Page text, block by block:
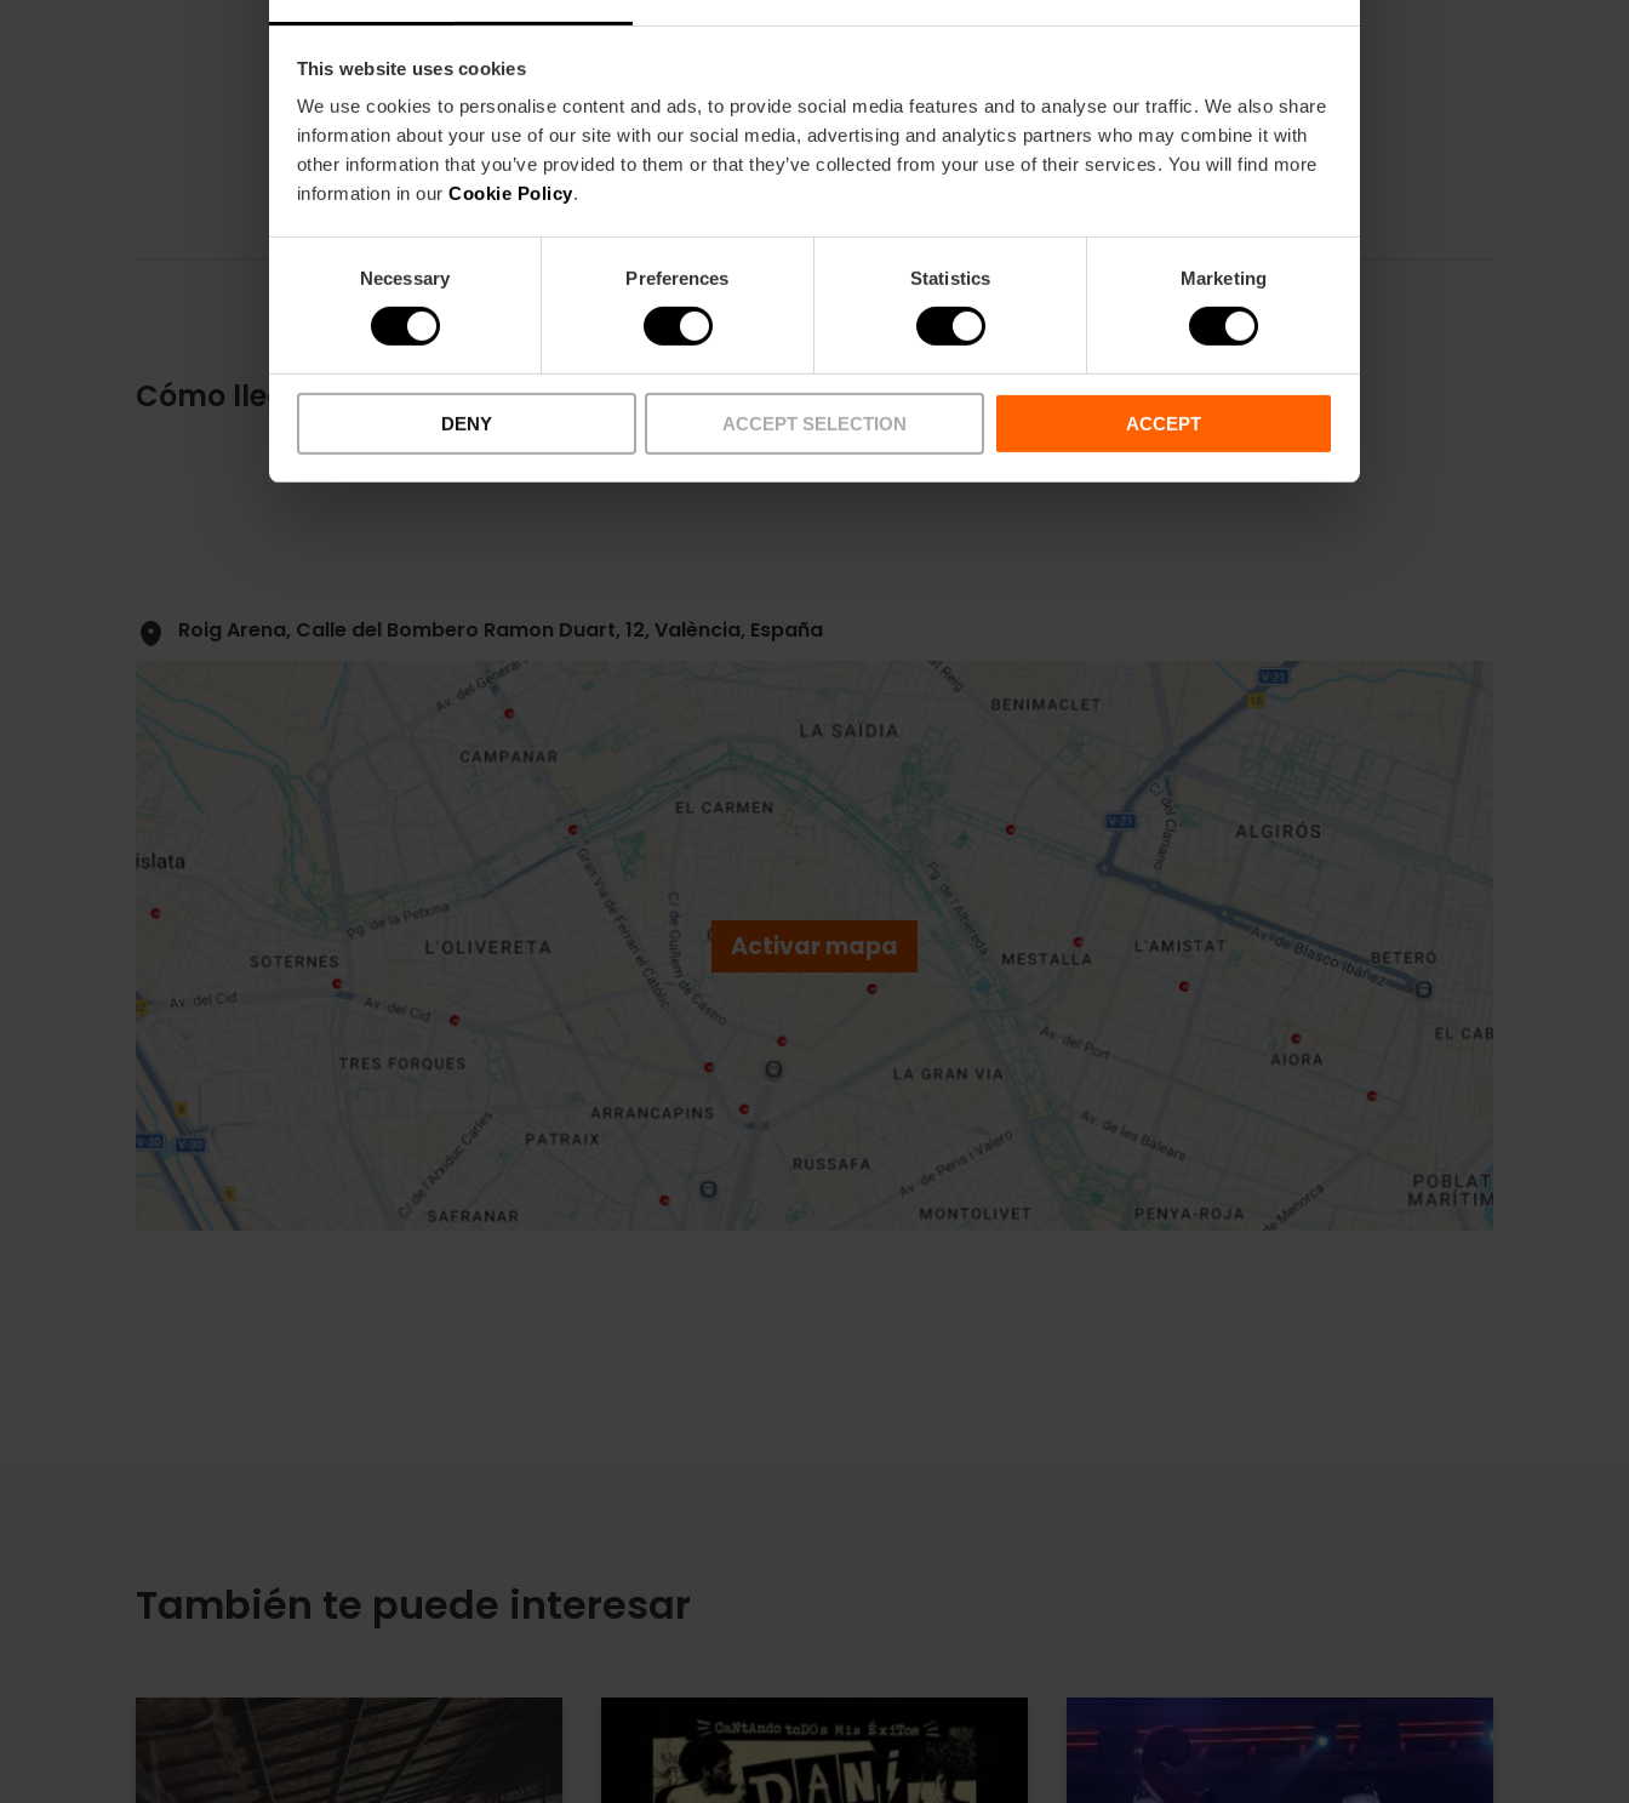
This website uses cookies
We use cookies to personalise content and ads, to provide social media features and to analyse our traffic. We also share
information about your use of our site with our social media, advertising and analytics partners who may combine it with
other information that you’ve provided to them or that they’ve collected from your use of their services. You will find more
information in our Cookie Policy.
Necessary Preferences Statistics Marketing
DENY ACCEPT SELECTION ACCEPT
A las 21:00 h.
Desde 105 €.
Cómo llegar Metro Bus
Roig Arena, Calle del Bombero Ramon Duart, 12, València, España
Activar mapa
Cómo llegar
sidebar
También te puede interesar